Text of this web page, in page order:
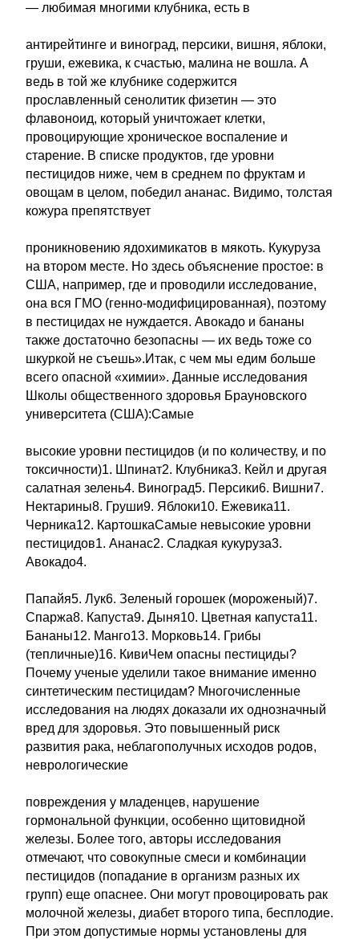
— любимая многими клубника, есть в
антирейтинге и виноград, персики, вишня, яблоки,
груши, ежевика, к счастью, малина не вошла. А
ведь в той же клубнике содержится
прославленный сенолитик физетин — это
флавоноид, который уничтожает клетки,
провоцирующие хроническое воспаление и
старение. В списке продуктов, где уровни
пестицидов ниже, чем в среднем по фруктам и
овощам в целом, победил ананас. Видимо, толстая
кожура препятствует
проникновению ядохимикатов в мякоть. Кукуруза
на втором месте. Но здесь объяснение простое: в
США, например, где и проводили исследование,
она вся ГМО (генно-модифицированная), поэтому
в пестицидах не нуждается. Авокадо и бананы
также достаточно безопасны — их ведь тоже со
шкуркой не съешь».Итак, с чем мы едим больше
всего опасной «химии». Данные исследования
Школы общественного здоровья Брауновского
университета (США):Самые
высокие уровни пестицидов (и по количеству, и по
токсичности)1. Шпинат2. Клубника3. Кейл и другая
салатная зелень4. Виноград5. Персики6. Вишни7.
Нектарины8. Груши9. Яблоки10. Ежевика11.
Черника12. КартошкаСамые невысокие уровни
пестицидов1. Ананас2. Сладкая кукуруза3.
Авокадо4.
Папайя5. Лук6. Зеленый горошек (мороженый)7.
Спаржа8. Капуста9. Дыня10. Цветная капуста11.
Бананы12. Манго13. Морковь14. Грибы
(тепличные)16. КивиЧем опасны пестициды?
Почему ученые уделили такое внимание именно
синтетическим пестицидам? Многочисленные
исследования на людях доказали их однозначный
вред для здоровья. Это повышенный риск
развития рака, неблагополучных исходов родов,
неврологические
повреждения у младенцев, нарушение
гормональной функции, особенно щитовидной
железы. Более того, авторы исследования
отмечают, что совокупные смеси и комбинации
пестицидов (попадание в организм разных их
групп) еще опаснее. Они могут провоцировать рак
молочной железы, диабет второго типа, бесплодие.
При этом допустимые нормы установлены для